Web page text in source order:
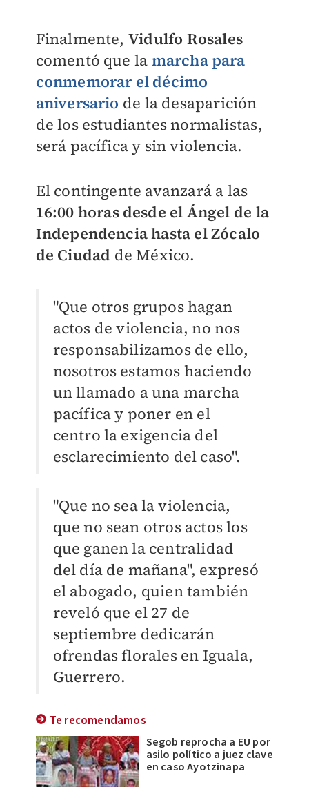
Finalmente, Vidulfo Rosales
comentó que la marcha para
conmemorar el décimo
aniversario de la desaparición
de los estudiantes normalistas,
será pacífica y sin violencia.
El contingente avanzará a las
16:00 horas desde el Ángel de la
Independencia hasta el Zócalo
de Ciudad de México.
"Que otros grupos hagan
actos de violencia, no nos
responsabilizamos de ello,
nosotros estamos haciendo
un llamado a una marcha
pacífica y poner en el
centro la exigencia del
esclarecimiento del caso".
"Que no sea la violencia,
que no sean otros actos los
que ganen la centralidad
del día de mañana", expresó
el abogado, quien también
reveló que el 27 de
septiembre dedicarán
ofrendas florales en Iguala,
Guerrero.
Te recomendamos
Segob reprocha a EU por
asilo político a juez clave
en caso Ayotzinapa